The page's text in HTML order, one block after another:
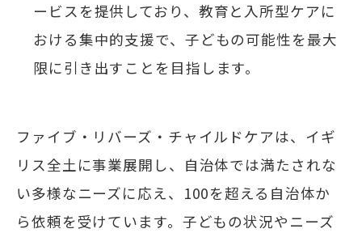
ービスを提供しており、教育と入所型ケアに
おける集中的支援で、子どもの可能性を最大
限に引き出すことを目指します。
ファイブ・リバーズ・チャイルドケアは、イギ
リス全土に事業展開し、自治体では満たされな
い多様なニーズに応え、100を超える自治体か
ら依頼を受けています。子どもの状況やニーズ